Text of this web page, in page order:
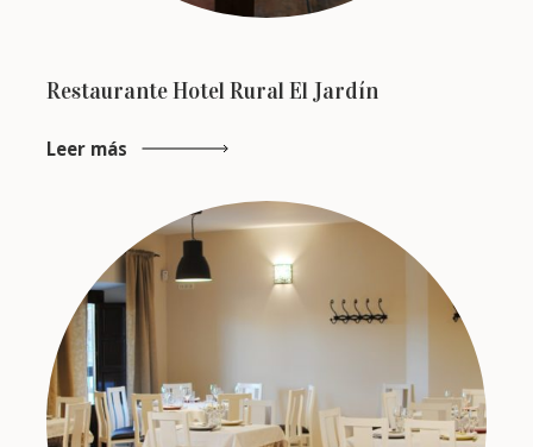
Restaurante Hotel Rural El Jardín
Leer más